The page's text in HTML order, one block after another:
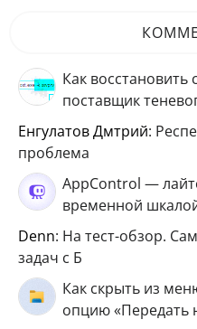
Как
поставщик
Енгулатов Дмтрий:
проблема
AppControl —
временной
Denn: На тест-обзор.
задач с Б
Как скрыть из
опцию «Передать